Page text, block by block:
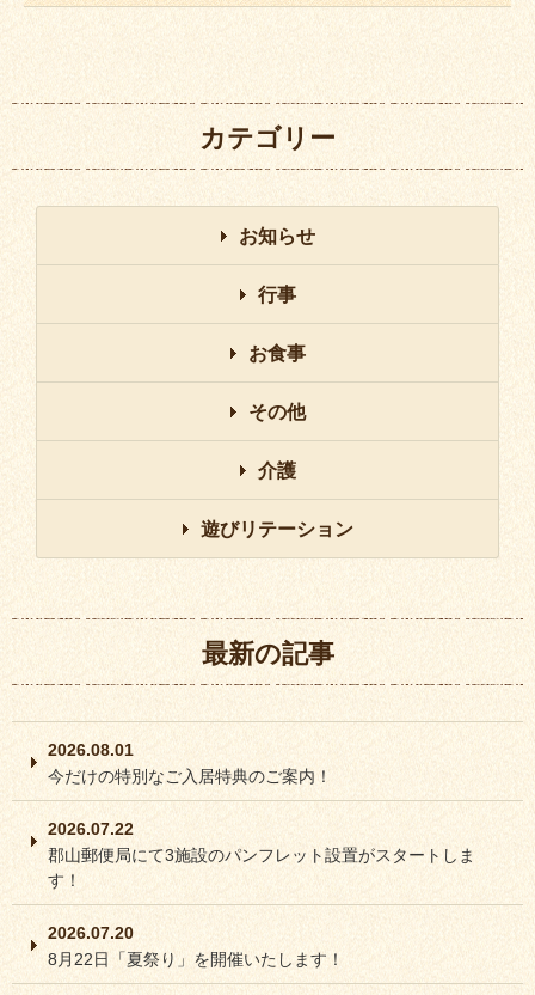
カテゴリー
お知らせ
行事
お食事
その他
介護
遊びリテーション
最新の記事
2026.08.01
今だけの特別なご入居特典のご案内！
2026.07.22
郡山郵便局にて3施設のパンフレット設置がスタートしま
す！
2026.07.20
8月22日「夏祭り」を開催いたします！